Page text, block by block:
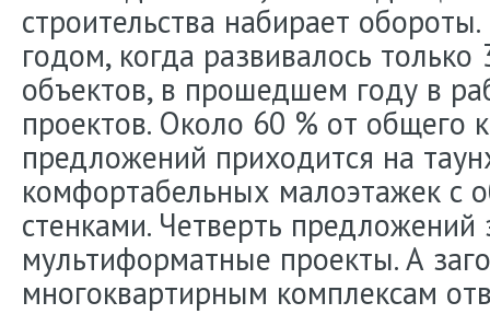
строительства набирает
годом, когда развивалось
объектов, в прошедшем году в
проектов. Около 60 % от общего
предложений приходится на
комфортабельных малоэтажек с
стенками. Четверть
мультиформатные проекты. А
многоквартирным комплексам